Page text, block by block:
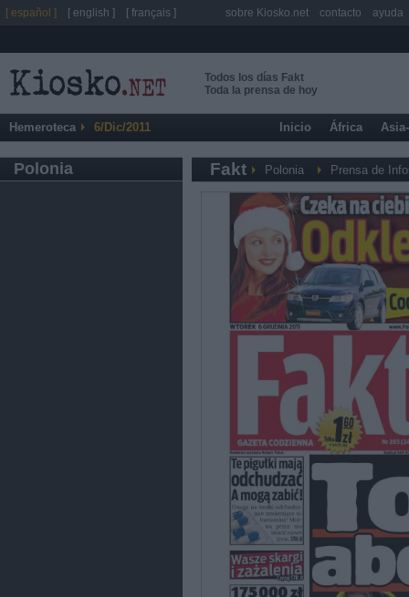
Todos los días Fakt
Toda la prensa de hoy
Hemeroteca 6/Dic/2011 Inicio África
Polonia Fakt Polonia Prensa de
[ español ] [ english ] [ français ] sobre Kiosko.net contacto ayuda